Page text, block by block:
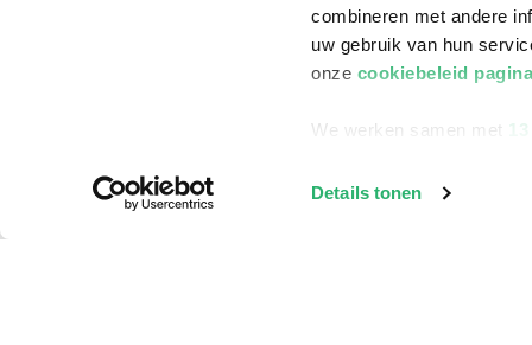
combineren met andere
uw gebruik van hun
onze cookiebeleid pagina
We werken samen met
Details tonen
Retourneren
Veelgestelde vragen